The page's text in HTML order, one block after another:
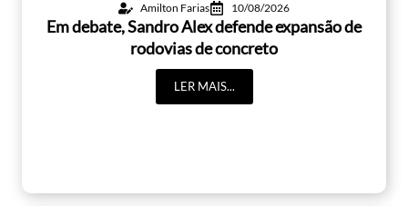
Amilton Farias 10/08/2026
Em debate, Sandro Alex defende expansão de
rodovias de concreto
LER MAIS...